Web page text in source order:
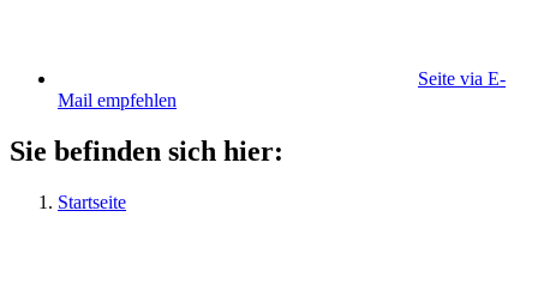
Seite via E-
Mail empfehlen
Sie befinden sich hier:
Startseite